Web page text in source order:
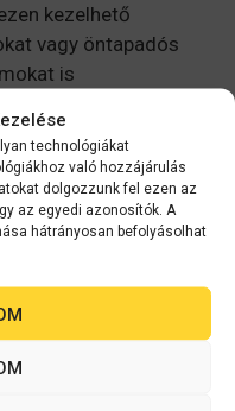
technológiákat
való hozzájárulás
dolgozzunk fel ezen az
az egyedi azonosítók. A
hátrányosan befolyásolhat
kezelhető
vagy öntapadós
is